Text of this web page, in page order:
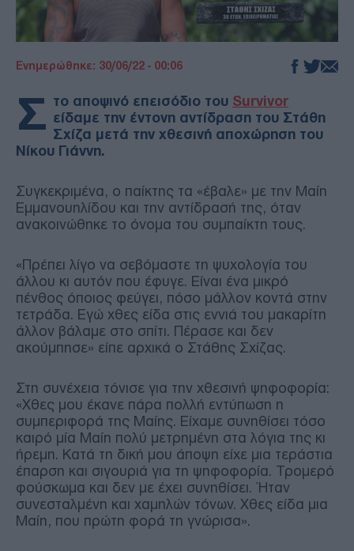
Ενημερώθηκε: 30/06/22 - 00:06
Σ το αποψινό επεισόδιο του Survivor
είδαμε την έντονη αντίδραση του Στάθη
Σχίζα μετά την χθεσινή αποχώρηση του
Νίκου Γιάννη.
Συγκεκριμένα, ο παίκτης τα «έβαλε» με την Μαίη
Εμμανουηλίδου και την αντίδρασή της, όταν
ανακοινώθηκε το όνομα του συμπαίκτη τους.
«Πρέπει λίγο να σεβόμαστε τη ψυχολογία του
άλλου κι αυτόν που έφυγε. Είναι ένα μικρό
πένθος όποιος φεύγει, πόσο μάλλον κοντά στην
τετράδα. Εγώ χθες είδα στις εννιά του μακαρίτη
άλλον βάλαμε στο σπίτι. Πέρασε και δεν
ακούμπησε» είπε αρχικά ο Στάθης Σχίζας.
Στη συνέχεια τόνισε για την χθεσινή ψηφοφορία:
«Χθες μου έκανε πάρα πολλή εντύπωση η
συμπεριφορά της Μαίης. Είχαμε συνηθίσει τόσο
καιρό μία Μαίη πολύ μετρημένη στα λόγια της κι
ήρεμη. Κατά τη δική μου άποψη είχε μια τεράστια
έπαρση και σιγουριά για τη ψηφοφορία. Τρομερό
φούσκωμα και δεν με έχει συνηθίσει. Ήταν
συνεσταλμένη και χαμηλών τόνων. Χθες είδα μια
Μαίη, που πρώτη φορά τη γνώρισα».